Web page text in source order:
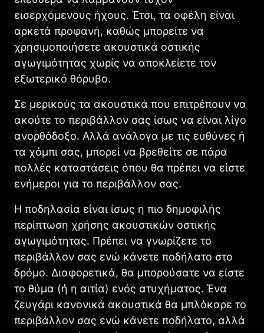
εισερχόμενους ήχους. Έτσι, τα οφέλη είναι
αρκετά προφανή, καθώς μπορείτε να
χρησιμοποιήσετε ακουστικά οστικής
αγωγιμότητας χωρίς να αποκλείετε τον
εξωτερικό θόρυβο.
Σε μερικούς τα ακουστικά που επιτρέπουν να
ακούτε το περιβάλλον σας ίσως να είναι λίγο
ανορθόδοξο. Αλλά ανάλογα με τις ευθύνες ή
τα χόμπι σας, μπορεί να βρεθείτε σε πάρα
πολλές καταστάσεις όπου θα πρέπει να είστε
ενήμεροι για το περιβάλλον σας.
Η ποδηλασία είναι ίσως η πιο δημοφιλής
περίπτωση χρήσης ακουστικών οστικής
αγωγιμότητας. Πρέπει να γνωρίζετε το
περιβάλλον σας ενώ κάνετε ποδήλατο στο
δρόμο. Διαφορετικά, θα μπορούσατε να είστε
το θύμα (ή η αιτία) ενός ατυχήματος. Ένα
ζευγάρι κανονικά ακουστικά θα μπλόκαρε το
περιβάλλον σας ενώ κάνετε ποδήλατο, αλλά